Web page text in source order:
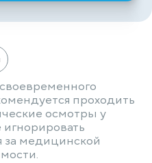
проходить
осмотры у
медицинской